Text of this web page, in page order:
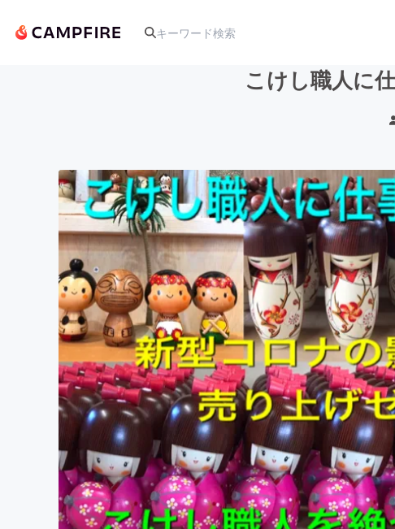
アート・写真 音
テクノロジー・ガジェット
映像・映画 書
ビジネス・起業 チ
まちづくり・地域活性化
こけし職人に